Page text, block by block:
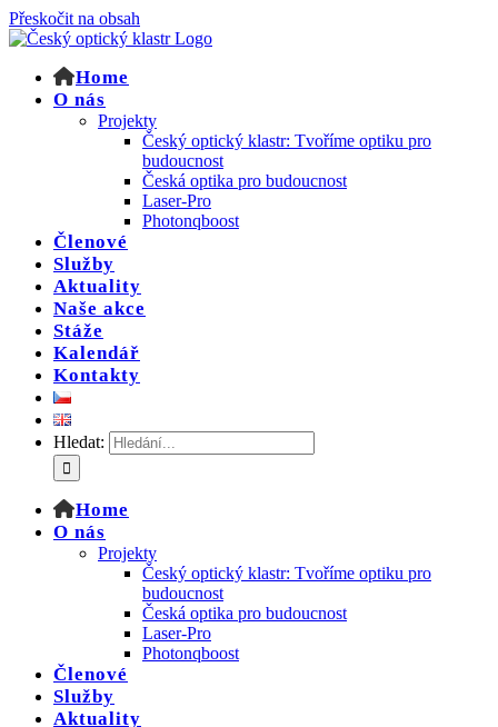
Přeskočit na obsah
Home
O nás
Projekty
Český optický klastr: Tvoříme optiku pro
budoucnost
Česká optika pro budoucnost
Laser-Pro
Photonqboost
Členové
Služby
Aktuality
Naše akce
Stáže
Kalendář
Kontakty
Hledat:
Home
O nás
Projekty
Český optický klastr: Tvoříme optiku pro
budoucnost
Česká optika pro budoucnost
Laser-Pro
Photonqboost
Členové
Služby
Aktuality